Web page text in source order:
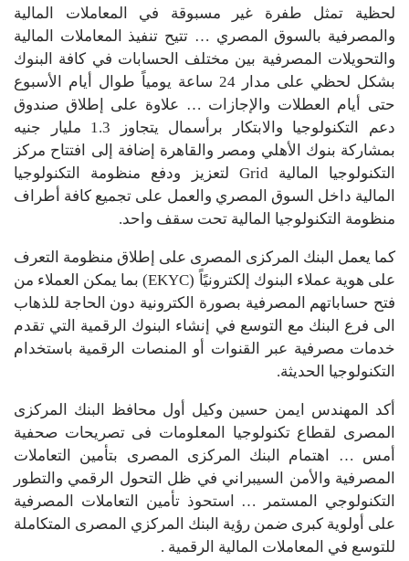
لحظية تمثل طفرة غير مسبوقة في المعاملات المالية
والمصرفية بالسوق المصري … تتيح تنفيذ المعاملات المالية
والتحويلات المصرفية بين مختلف الحسابات في كافة البنوك
بشكل لحظي على مدار 24 ساعة يومياً طوال أيام الأسبوع
حتى أيام العطلات والإجازات … علاوة على إطلاق صندوق
دعم التكنولوجيا والابتكار برأسمال يتجاوز 1.3 مليار جنيه
بمشاركة بنوك الأهلي ومصر والقاهرة إضافة إلى افتتاح مركز
التكنولوجيا المالية Grid لتعزيز ودفع منظومة التكنولوجيا
المالية داخل السوق المصري والعمل على تجميع كافة أطراف
منظومة التكنولوجيا المالية تحت سقف واحد.
كما يعمل البنك المركزى المصرى على إطلاق منظومة التعرف
على هوية عملاء البنوك إلكترونيًاً (EKYC) بما يمكن العملاء من
فتح حساباتهم المصرفية بصورة الكترونية دون الحاجة للذهاب
الى فرع البنك مع التوسع في إنشاء البنوك الرقمية التي تقدم
خدمات مصرفية عبر القنوات أو المنصات الرقمية باستخدام
التكنولوجيا الحديثة.
أكد المهندس ايمن حسين وكيل أول محافظ البنك المركزى
المصرى لقطاع تكنولوجيا المعلومات فى تصريحات صحفية
أمس … اهتمام البنك المركزى المصرى بتأمين التعاملات
المصرفية والأمن السيبراني في ظل التحول الرقمي والتطور
التكنولوجي المستمر … استحوذ تأمين التعاملات المصرفية
على أولوية كبرى ضمن رؤية البنك المركزي المصرى المتكاملة
للتوسع في المعاملات المالية الرقمية .